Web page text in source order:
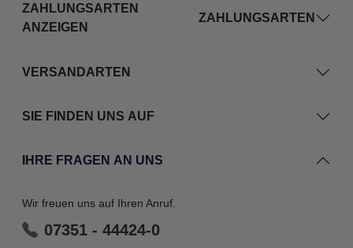
ZAHLUNGSARTEN
ANZEIGEN
ZAHLUNGSARTEN
VERSANDARTEN
SIE FINDEN UNS AUF
IHRE FRAGEN AN UNS
Wir freuen uns auf Ihren Anruf.
07351 - 44424-0